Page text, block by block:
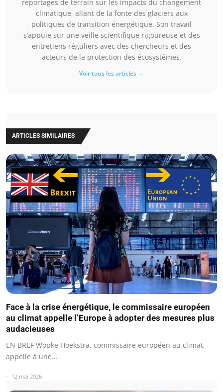
reportages de terrain sur les impacts du changement
climatique, allant de la fonte des glaciers aux
politiques de transition énergétique. Son travail
s’appuie sur une veille scientifique rigoureuse et des
entretiens réguliers avec des chercheurs et des
acteurs de la protection des écosystèmes.
Voir tous les articles →
ARTICLES SIMILAIRES
Face à la crise énergétique, le commissaire européen
au climat appelle l’Europe à adopter des mesures plus
audacieuses
EN BREF Wopke Hoekstra, commissaire européen au climat,
appelle à une…
12 mai 2026